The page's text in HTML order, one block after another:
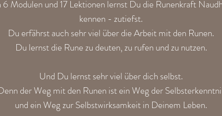
6 Modulen und 17 Lektionen lernst Du die Runenkraft
kennen - zutiefst.
Du erfährst auch sehr viel über die Arbeit mit den Runen.
Du lernst die Rune zu deuten, zu rufen und zu nutzen.
Und Du lernst sehr viel über dich selbst.
der Weg mit den Runen ist ein Weg der
und ein Weg zur Selbstwirksamkeit in Deinem Leben.